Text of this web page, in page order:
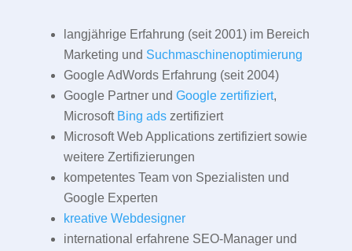
langjährige Erfahrung (seit 2001) im Bereich
Marketing und Suchmaschinenoptimierung
Google AdWords Erfahrung (seit 2004)
Google Partner und Google zertifiziert,
Microsoft Bing adszertifiziert
Microsoft Web Applications zertifiziert sowie
weitere Zertifizierungen
kompetentes Team von Spezialisten und
Google Experten
kreative Webdesigner
international erfahrene SEO-Manager und